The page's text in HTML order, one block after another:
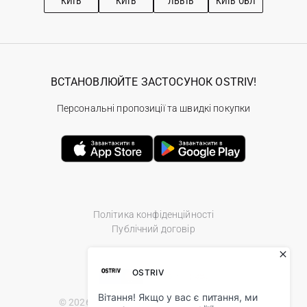
Політика конфіденційності
Публічний договір
© 2026 Ostriv.ua Store. All Rights Reserved.
ВСТАНОВЛЮЙТЕ ЗАСТОСУНОК OSTRIV!
Персональні пропозиції та швидкі покупки